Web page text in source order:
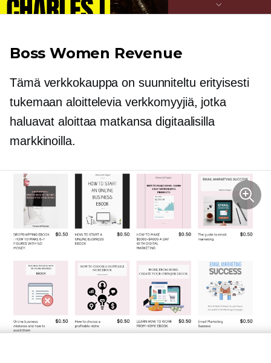
Boss Women Revenue
Tämä verkkokauppa on suunniteltu erityisesti
tukemaan aloittelevia verkkomyyjiä, jotka
haluavat aloittaa matkansa digitaalisilla
markkinoilla.